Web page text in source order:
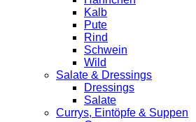
Kalb
Pute
Rind
Schwein
Wild
Salate & Dressings
Dressings
Salate
Currys, Eintöpfe & Suppen